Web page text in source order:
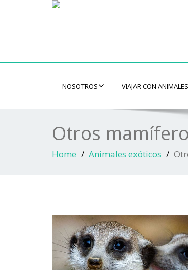
NOSOTROS VIAJAR CON ANIMALES
Otros
Home Animales exóticos